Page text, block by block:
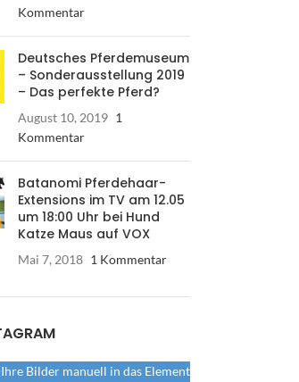
Kommentar
Deutsches Pferdemuseum
– Sonderausstellung 2019
– Das perfekte Pferd?
August 10, 2019 1
Kommentar
Batanomi Pferdehaar-
Extensions im TV am 12.05
um 18:00 Uhr bei Hund
Katze Maus auf VOX
Mai 7, 2018 1 Kommentar
Ihre Bilder manuell in das Element